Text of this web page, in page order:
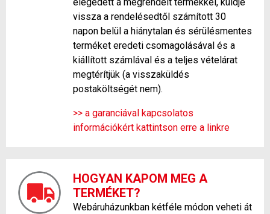
vissza a rendelésedtől számított 30
napon belül a hiánytalan és sérülésmentes
terméket eredeti csomagolásával és a
kiállított számlával és a teljes vételárat
megtérítjük (a visszaküldés
postaköltségét nem).
>> a garanciával kapcsolatos
információkért kattintson erre a linkre
HOGYAN KAPOM MEG A
TERMÉKET?
Webáruházunkban kétféle módon veheti át